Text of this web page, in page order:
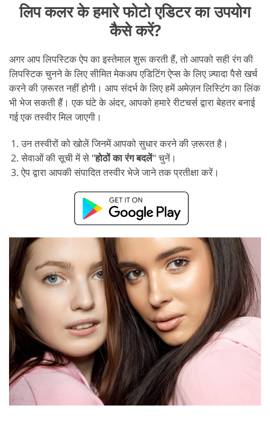
लिप कलर के हमारे फोटो एडिटर का उपयोग
कैसे करें?
अगर आप लिपस्टिक ऐप का इस्तेमाल शुरू करती हैं, तो आपको सही रंग की
लिपस्टिक चुनने के लिए सीमित मेकअप एडिटिंग ऐप्स के लिए ज़्यादा पैसे खर्च
करने की ज़रूरत नहीं होगी। आप संदर्भ के लिए हमें अमेज़न लिस्टिंग का लिंक
भी भेज सकती हैं। एक घंटे के अंदर, आपको हमारे रीटचर्स द्वारा बेहतर बनाई
गई एक तस्वीर मिल जाएगी।
उन तस्वीरों को खोलें जिनमें आपको सुधार करने की ज़रूरत है।
सेवाओं की सूची में से "होठों का रंग बदलें" चुनें।
ऐप द्वारा आपकी संपादित तस्वीर भेजे जाने तक प्रतीक्षा करें।